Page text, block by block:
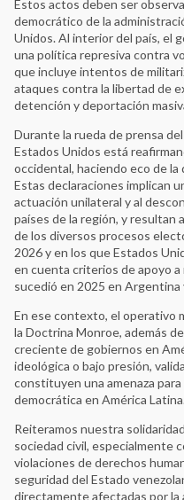
Estos actos deben ser
democrático de la
Unidos. Al interior del país, el
una política represiva contra
que incluye intentos de
ataques contra la libertad de
detención y deportación
Durante la rueda de prensa
Estados Unidos está
occidental, haciendo eco de
Estas declaraciones implican
actuación unilateral y al
países de la región, y resultan
de los diversos procesos
2026 y en los que Estados
en cuenta criterios de apoyo a
sucedió en 2025 en Argentina
En ese contexto, el operativo
la Doctrina Monroe, además
creciente de gobiernos en
ideológica o bajo presión,
constituyen una amenaza
democrática en América
Reiteramos nuestra
sociedad civil, especialmente
violaciones de derechos
seguridad del Estado
directamente afectadas por la